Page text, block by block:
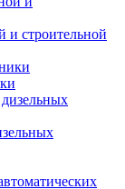
и строительной